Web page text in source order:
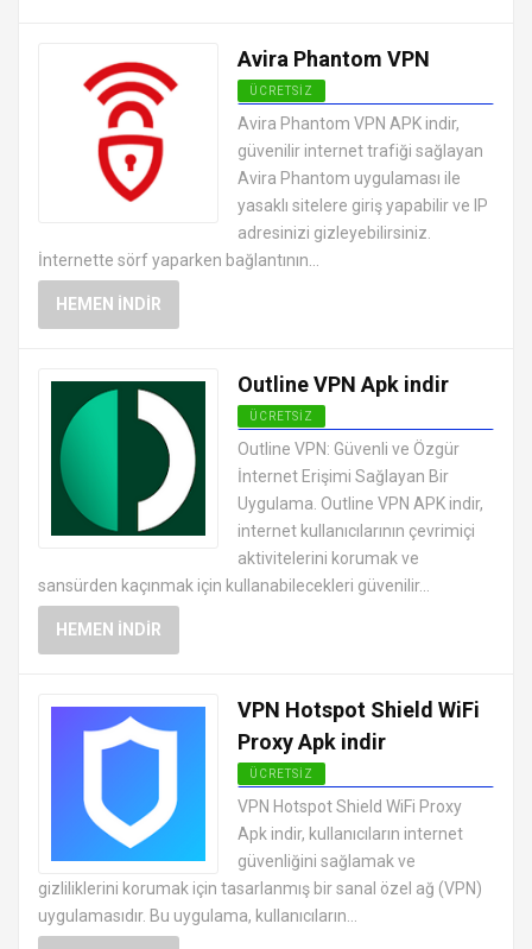
Avira Phantom VPN
ÜCRETSIZ
ANDROID VPN APK
UYGULAMALARI ÜCRETSIZ
Avira Phantom VPN APK indir,
güvenilir internet trafiği sağlayan
Avira Phantom uygulaması ile
yasaklı sitelere giriş yapabilir ve IP
adresinizi gizleyebilirsiniz.
İnternette sörf yaparken bağlantının...
HEMEN İNDIR
Outline VPN Apk indir
ÜCRETSIZ
ANDROID VPN APK
UYGULAMALARI ÜCRETSIZ
Outline VPN: Güvenli ve Özgür
İnternet Erişimi Sağlayan Bir
Uygulama. Outline VPN APK indir,
internet kullanıcılarının çevrimiçi
aktivitelerini korumak ve
sansürden kaçınmak için kullanabilecekleri güvenilir...
HEMEN İNDIR
VPN Hotspot Shield WiFi
Proxy Apk indir
ÜCRETSIZ
ANDROID VPN APK
UYGULAMALARI ÜCRETSIZ
VPN Hotspot Shield WiFi Proxy
Apk indir, kullanıcıların internet
güvenliğini sağlamak ve
gizliliklerini korumak için tasarlanmış bir sanal özel ağ (VPN)
uygulamasıdır. Bu uygulama, kullanıcıların...